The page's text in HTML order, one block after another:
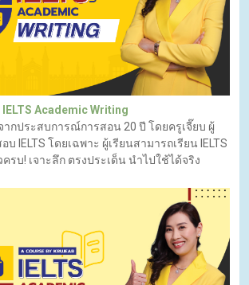
Academic Writing
จากประสบการณ์การสอน 20 ปี โดยครูเจี๊ยบ ผู้
IELTS โดยเฉพาะ ผู้เรียนสามารถเรียน IELTS
รบ! เจาะลึก ตรงประเด็น นำไปใช้ได้จริง